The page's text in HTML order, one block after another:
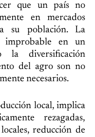
que un país no
en mercados
su población. La
improbable en un
la diversificación
del agro son no
necesarios.
local, implica
rezagadas,
reducción de